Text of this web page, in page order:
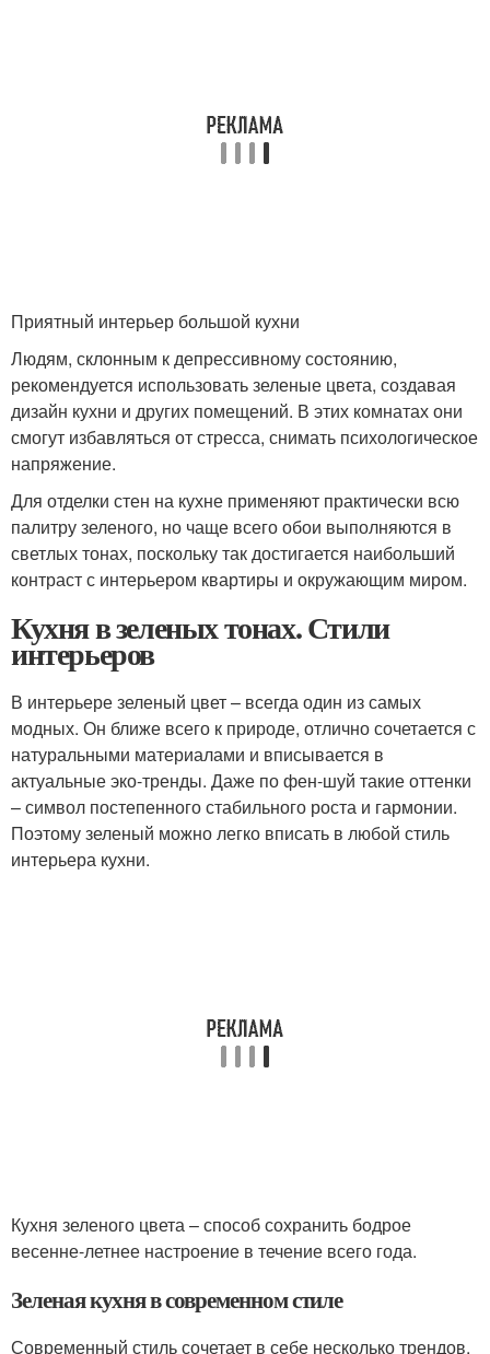
Приятный интерьер большой кухни
Людям, склонным к депрессивному состоянию,
рекомендуется использовать зеленые цвета, создавая
дизайн кухни и других помещений. В этих комнатах они
смогут избавляться от стресса, снимать психологическое
напряжение.
Для отделки стен на кухне применяют практически всю
палитру зеленого, но чаще всего обои выполняются в
светлых тонах, поскольку так достигается наибольший
контраст с интерьером квартиры и окружающим миром.
Кухня в зеленых тонах. Стили
интерьеров
В интерьере зеленый цвет – всегда один из самых
модных. Он ближе всего к природе, отлично сочетается с
натуральными материалами и вписывается в
актуальные эко-тренды. Даже по фен-шуй такие оттенки
– символ постепенного стабильного роста и гармонии.
Поэтому зеленый можно легко вписать в любой стиль
интерьера кухни.
Кухня зеленого цвета – способ сохранить бодрое
весенне-летнее настроение в течение всего года.
Зеленая кухня в современном стиле
Современный стиль сочетает в себе несколько трендов.